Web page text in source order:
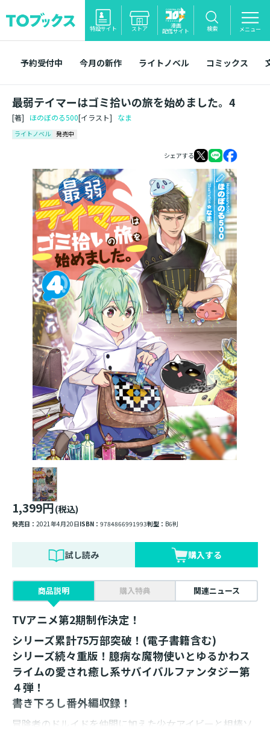
特設サイト ストア 漫画
配信サイト 検索 メニュー
予約受付中 今月の新作 ライトノベル コミックス
最弱テイマーはゴミ拾いの旅を始めました。4
[著] ほのぼのる500[イラスト] なま
ライトノベル 発売中
シェアする
1,399円(税込)
発売日： 2021年4月20日ISBN： 9784866991993判型： B6判
試し読み 購入する
商品説明 購入特典 関連ニュース
TVアニメ第2期制作決定！
シリーズ累計75万部突破！(電子書籍含む)
シリーズ続々重版！臆病な魔物使いとゆるかわス
ライムの愛され癒し系サバイバルファンタジー第
４弾！
書き下ろし番外編収録！
冒険者のドルイドを仲間に加えた少女アイビーと相棒ソ